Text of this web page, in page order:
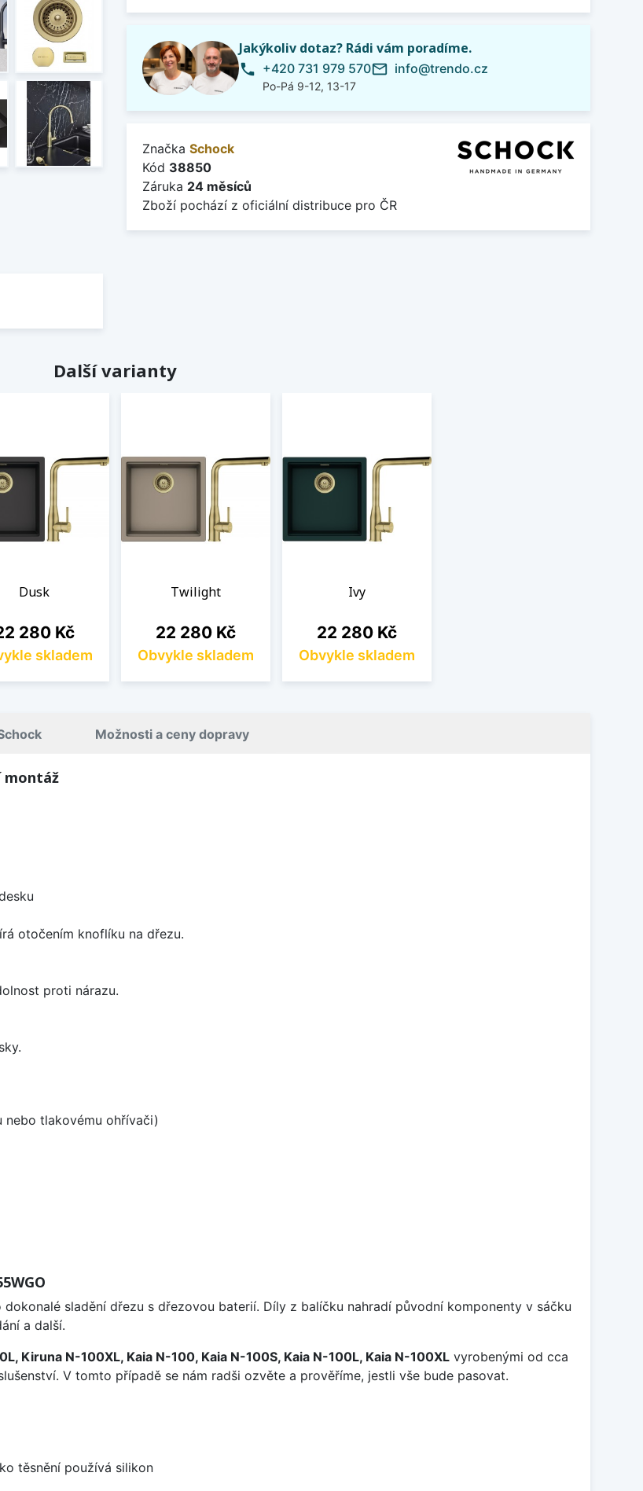
Jakýkoliv dotaz? Rádi vám poradíme.
phone +420 731 979 570
Po-Pá 9-12, 13-17
mail_outline info@trendo.cz
Značka Schock
Kód 38850
Záruka 24 měsíců
Zboží pochází z oficiální distribuce pro ČR
Další varianty
Dusk
280 Kč
skladem
Twilight
Cena
22 280 Kč
Obvykle skladem
Ivy
Cena
22 280 Kč
Obvykle skladem
Možnosti a ceny dopravy
montáž
otočením knoflíku na dřezu.
proti nárazu.
tlakovému ohřívači)
sladění dřezu s dřezovou baterií. Díly z balíčku nahradí původní komponenty v sáčku
a další.
Kiruna N-100XL, Kaia N-100, Kaia N-100S, Kaia N-100L, Kaia N-100XL vyrobenými od cca
V tomto případě se nám radši ozvěte a prověříme, jestli vše bude pasovat.
těsnění používá silikon